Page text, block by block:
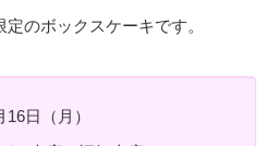
のボックスケーキです。
日（月）